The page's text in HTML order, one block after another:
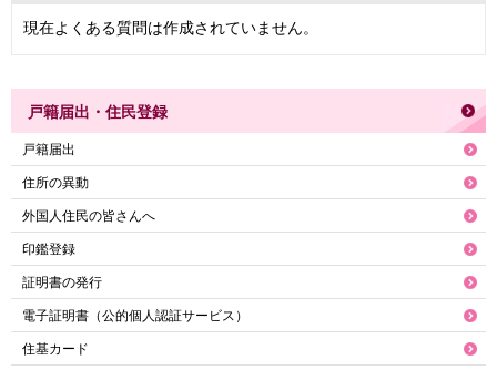
現在よくある質問は作成されていません。
戸籍届出・住民登録
戸籍届出
住所の異動
外国人住民の皆さんへ
印鑑登録
証明書の発行
電子証明書（公的個人認証サービス）
住基カード